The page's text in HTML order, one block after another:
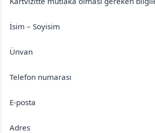
İsim – Soyisim
Ünvan
Telefon numarası
E-posta
Adres